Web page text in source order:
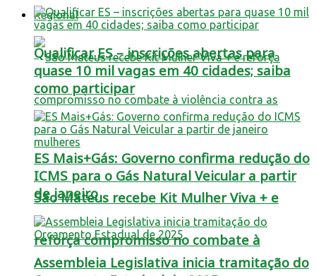
Regional
São Mateus recebe Kit Mulher Viva + e
reforça compromisso no combate à
Qualificar ES – inscrições abertas para
quase 10 mil vagas em 40 cidades; saiba
como participar
ES Mais+Gás: Governo confirma redução do
ICMS para o Gás Natural Veicular a partir
de janeiro
Assembleia Legislativa inicia tramitação do